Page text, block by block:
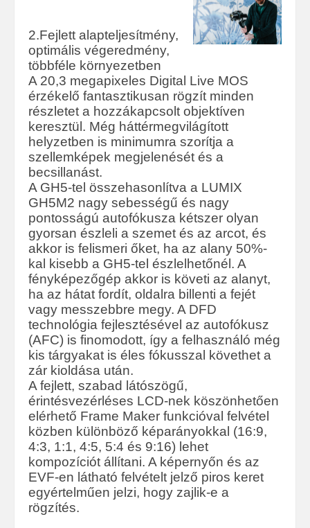
2.Fejlett alapteljesítmény,
optimális végeredmény,
többféle környezetben
A 20,3 megapixeles Digital Live MOS
érzékelő fantasztikusan rögzít minden
részletet a hozzákapcsolt objektíven
keresztül. Még háttérmegvilágított
helyzetben is minimumra szorítja a
szellemképek megjelenését és a
becsillanást.
A GH5-tel összehasonlítva a LUMIX
GH5M2 nagy sebességű és nagy
pontosságú autofókusza kétszer olyan
gyorsan észleli a szemet és az arcot, és
akkor is felismeri őket, ha az alany 50%-
kal kisebb a GH5-tel észlelhetőnél. A
fényképezőgép akkor is követi az alanyt,
ha az hátat fordít, oldalra billenti a fejét
vagy messzebbre megy. A DFD
technológia fejlesztésével az autofókusz
(AFC) is finomodott, így a felhasználó még
kis tárgyakat is éles fókusszal követhet a
zár kioldása után.
A fejlett, szabad látószögű,
érintésvezérléses LCD-nek köszönhetően
elérhető Frame Maker funkcióval felvétel
közben különböző képarányokkal (16:9,
4:3, 1:1, 4:5, 5:4 és 9:16) lehet
kompozíciót állítani. A képernyőn és az
EVF-en látható felvételt jelző piros keret
egyértelműen jelzi, hogy zajlik-e a
rögzítés.